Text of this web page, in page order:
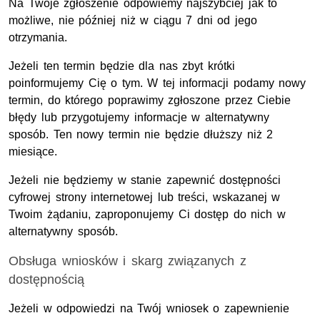
Na Twoje zgłoszenie odpowiemy najszybciej jak to
możliwe, nie później niż w ciągu 7 dni od jego
otrzymania.
Jeżeli ten termin będzie dla nas zbyt krótki
poinformujemy Cię o tym. W tej informacji podamy nowy
termin, do którego poprawimy zgłoszone przez Ciebie
błędy lub przygotujemy informacje w alternatywny
sposób. Ten nowy termin nie będzie dłuższy niż 2
miesiące.
Jeżeli nie będziemy w stanie zapewnić dostępności
cyfrowej strony internetowej lub treści, wskazanej w
Twoim żądaniu, zaproponujemy Ci dostęp do nich w
alternatywny sposób.
Obsługa wniosków i skarg związanych z
dostępnością
Jeżeli w odpowiedzi na Twój wniosek o zapewnienie